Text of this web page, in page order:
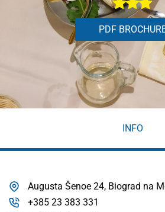
PDF
INFO
Augusta Šenoe 24, Biograd na
+385 23 383 331